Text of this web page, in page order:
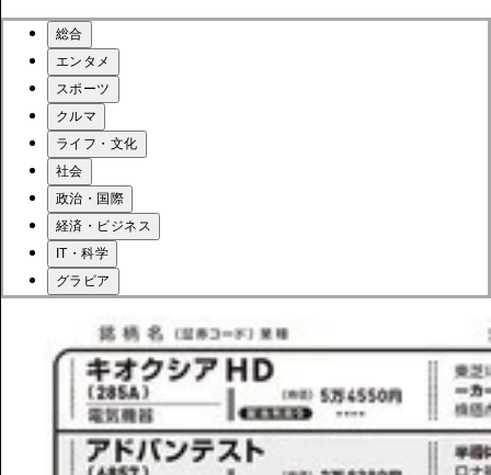
総合
エンタメ
スポーツ
クルマ
ライフ・文化
社会
政治・国際
経済・ビジネス
IT・科学
グラビア